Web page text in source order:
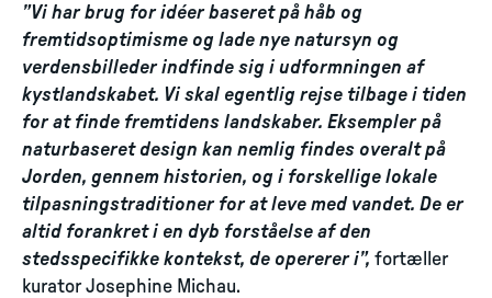
”Vi har brug for idéer baseret på håb og
fremtidsoptimisme og lade nye natursyn og
verdensbilleder indfinde sig i udformningen af
kystlandskabet. Vi skal egentlig rejse tilbage i tiden
for at finde fremtidens landskaber. Eksempler på
naturbaseret design kan nemlig findes overalt på
Jorden, gennem historien, og i forskellige lokale
tilpasningstraditioner for at leve med vandet. De er
altid forankret i en dyb forståelse af den
stedsspecifikke kontekst, de opererer i”, fortæller
kurator Josephine Michau.